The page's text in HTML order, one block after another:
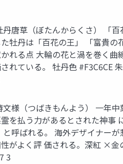
丹唐草（ぼたんからくさ） 「
牡丹は「百花の王」 「富貴
れる点 大輪の花と渦を巻く
れている。 牡丹色 #F3C6CE
文様（つばきもんよう） 一年
を払う力があるとされた神事
と呼ばれる。 海外デザイナー
がよく評 価される。深紅 ×
3